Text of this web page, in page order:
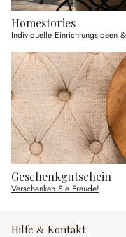
Homestories
Individuelle Einrichtungsideen
Geschenkgutschein
Verschenken Sie Freude!
Hilfe & Kontakt